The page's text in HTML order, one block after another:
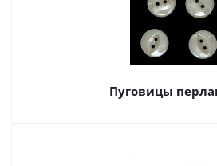
Пуговицы